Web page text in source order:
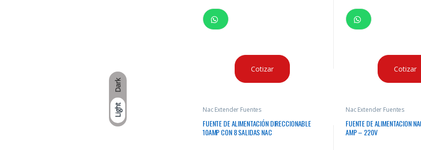
Dark
Light
Cotizar Cotizar
Nac Extender Fuentes
FUENTE DE ALIMENTACIÓN DIRECCIONABLE
10AMP CON 8 SALIDAS NAC
Nac Extender Fuentes
FUENTE DE ALIMENTACION
AMP – 220V